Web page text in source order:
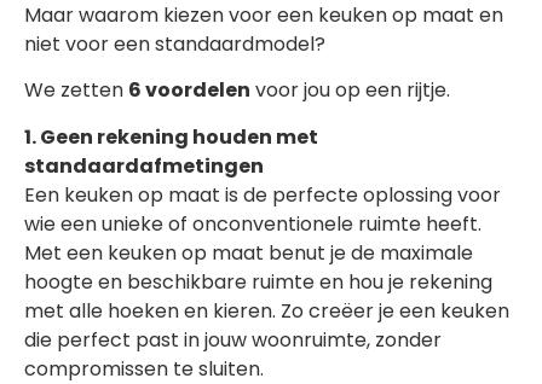
Maar waarom kiezen voor een keuken op maat en
niet voor een standaardmodel?
We zetten 6 voordelen voor jou op een rijtje.
1. Geen rekening houden met
standaardafmetingen
Een keuken op maat is de perfecte oplossing voor
wie een unieke of onconventionele ruimte heeft.
Met een keuken op maat benut je de maximale
hoogte en beschikbare ruimte en hou je rekening
met alle hoeken en kieren. Zo creëer je een keuken
die perfect past in jouw woonruimte, zonder
compromissen te sluiten.